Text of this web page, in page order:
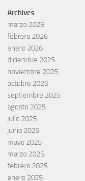
Archives
marzo 2026
febrero 2026
enero 2026
diciembre 2025
noviembre 2025
octubre 2025
septiembre 2025
agosto 2025
julio 2025
junio 2025
mayo 2025
marzo 2025
febrero 2025
enero 2025